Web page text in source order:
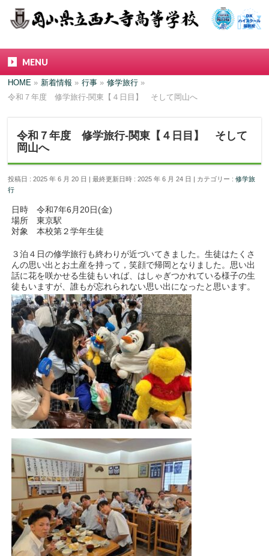
MENU
HOME » 新着情報 » 行事 » 修学旅行 »
令和７年度 修学旅行-関東【４日目】 そして岡山へ
令和７年度 修学旅行-関東【４日目】 そして
岡山へ
投稿日 : 2025 年 6 月 20 日 最終更新日時 : 2025 年 6 月 24 日 カテゴリー :修学旅
行
日時 令和7年6月20日(金)
場所 東京駅
対象 本校第２学年生徒
３泊４日の修学旅行も終わりが近づいてきました。生徒はたくさ
んの思い出とお土産を持って，笑顔で帰岡となりました。思い出
話に花を咲かせる生徒もいれば、はしゃぎつかれている様子の生
徒もいますが、誰もが忘れられない思い出になったと思います。